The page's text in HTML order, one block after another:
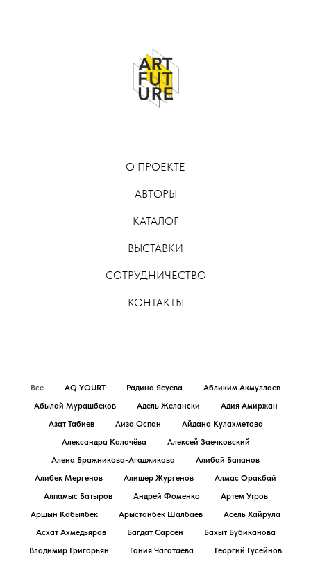
О ПРОЕКТЕ
АВТОРЫ
КАТАЛОГ
ВЫСТАВКИ
СОТРУДНИЧЕСТВО
КОНТАКТЫ
Все AQ YOURT Радина Ясуева
Абликим Акмуллаев
Абылай Мурашбеков
Адель Желански
Адия Амиржан
Азат Табиев
Аиза Оспан
Айдана Кулахметова
Александра Калачёва
Алексей Заечковский
Алена Бражникова-Агаджикова
Алибай Бапанов
Алибек Мергенов
Алишер Жургенов
Алмас Оракбай
Алпамыс Батыров
Андрей Фоменко
Артем Утров
Аршын Кабылбек
Арыстанбек Шалбаев
Асель Хайрула
Асхат Ахмедьяров
Багдат Сарсен
Бахыт Бубиканова
Владимир Григорьян
Гания Чагатаева
Георгий Гусейнов